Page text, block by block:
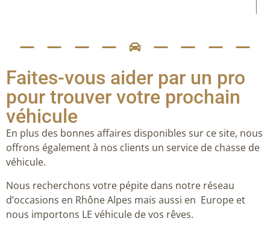
Faites-vous aider par un pro
pour trouver votre prochain
véhicule
En plus des bonnes affaires disponibles sur ce site, nous
offrons également à nos clients un service de chasse de
véhicule.
Nous recherchons votre pépite dans notre réseau
d’occasions en Rhône Alpes mais aussi en Europe et
nous importons LE véhicule de vos rêves.